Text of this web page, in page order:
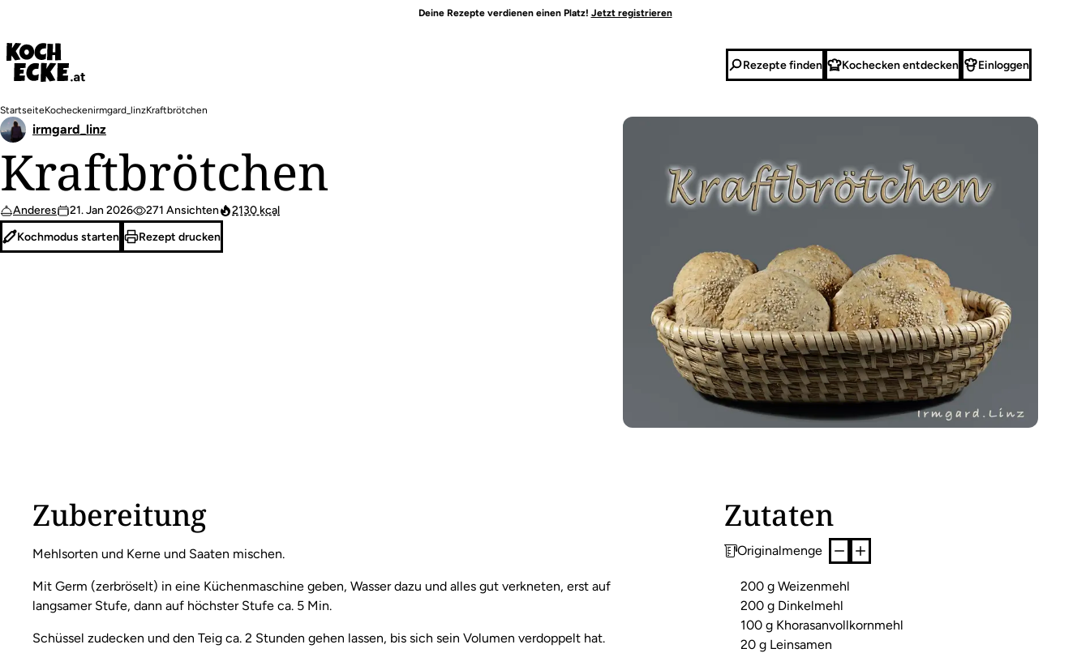
Inhalt
Deine Rezepte verdienen einen Platz! Jetzt registrieren
Rezepte finden Kochecken entdecken Einloggen
Pfadnavigation
StartseiteKocheckenirmgard_linzKraftbrötchen
Kraftbrötchen
Anderes 21. Jan 2026 271 Ansichten 2130 kcal
irmgard_linz
Kochmodus starten Rezept drucken
Zubereitung
Mehlsorten und Kerne und Saaten mischen.
Mit Germ (zerbröselt) in eine Küchenmaschine geben, Wasser dazu und alles gut verkneten, erst auf
langsamer Stufe, dann auf höchster Stufe ca. 5 Min.
Schüssel zudecken und den Teig ca. 2 Stunden gehen lassen, bis sich sein Volumen verdoppelt hat.
Zutaten
Originalmenge
200 g Weizenmehl
200 g Dinkelmehl
100 g Khorasanvollkornmehl
20 g Leinsamen